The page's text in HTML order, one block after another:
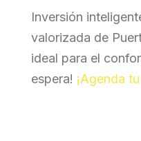
Inversión
valorizada de
ideal para el
espera! ¡Agenda